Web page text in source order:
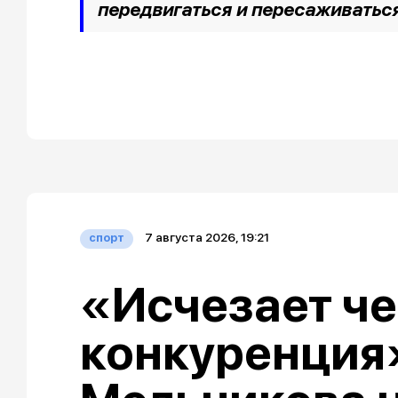
передвигаться и
спорт 7 августа 2026, 19:21
«Исчезает